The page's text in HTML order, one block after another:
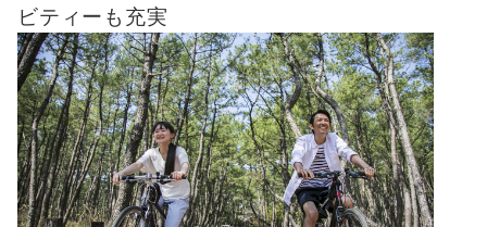
ビティーも充実